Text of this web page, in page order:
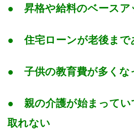
● 昇格や給料のベースア
● 住宅ローンが老後まで
● 子供の教育費が多くな
● 親の介護が始まってい
取れない